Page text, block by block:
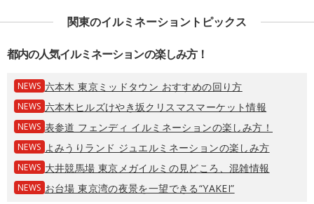
関東のイルミネーショントピックス
都内の人気イルミネーションの楽しみ方！
NEWS 六本木 東京ミッドタウン おすすめの回り方
NEWS 六本木ヒルズけやき坂クリスマスマーケット情報
NEWS 表参道 フェンディ イルミネーションの楽しみ方！
NEWS よみうりランド ジュエルミネーションの楽しみ方
NEWS 大井競馬場 東京メガイルミの見どころ、混雑情報
NEWS お台場 東京湾の夜景を一望できる“YAKEI”